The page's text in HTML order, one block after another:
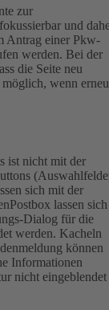
zur
und
Antrag einer Pkw-
werden. Bei der
die Seite neu
wenn
ist nicht mit der
sich mit der
lassen sich
Dialog für die
werden. Kacheln
können
Informationen
nicht eingeblendet